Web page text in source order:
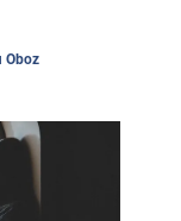
Oboz